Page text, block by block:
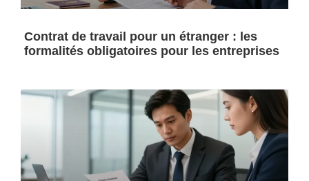
Contrat de travail pour un étranger : les
formalités obligatoires pour les entreprises